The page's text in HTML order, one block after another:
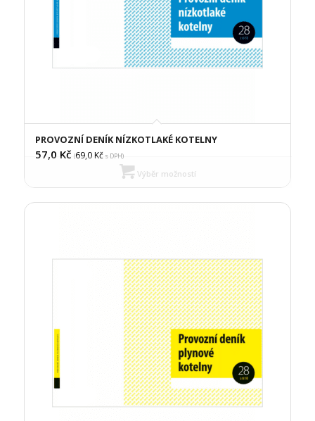
PROVOZNÍ DENÍK NÍZKOTLAKÉ KOTELNY
57,0 Kč (69,0Kčs DPH)
Výběr možností